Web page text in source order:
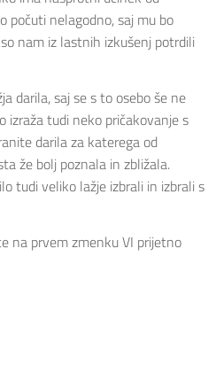
počuti nelagodno, saj mu bo
nam iz lastnih izkušenj potrdili
darila, saj se s to osebo še ne
izraža tudi neko pričakovanje s
darila za katerega od
že bolj poznala in zbližala.
tudi veliko lažje izbrali in izbrali s
na prvem zmenku VI prijetno